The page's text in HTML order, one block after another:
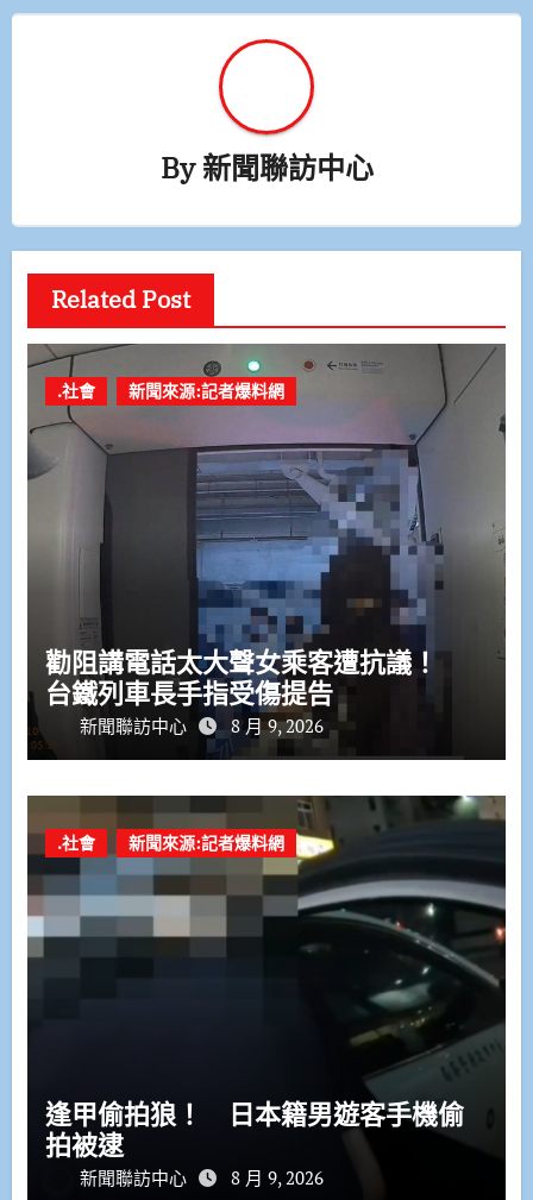
By新聞聯訪中心
Related Post
.社會 新聞來源:記者爆料網
勸阻講電話太大聲女乘客遭抗議！
台鐵列車長手指受傷提告
新聞聯訪中心 8 月 9, 2026
.社會 新聞來源:記者爆料網
逢甲偷拍狼！ 日本籍男遊客手機偷
拍被逮
新聞聯訪中心 8 月 9, 2026